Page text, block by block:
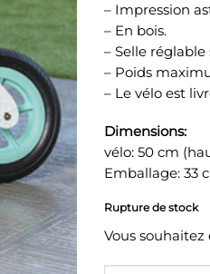
– Impression
– En bois.
– Selle réglable
– Poids
– Le vélo est
Dimensions:
vélo: 50 cm
Emballage: 33
Rupture de stock
Vous